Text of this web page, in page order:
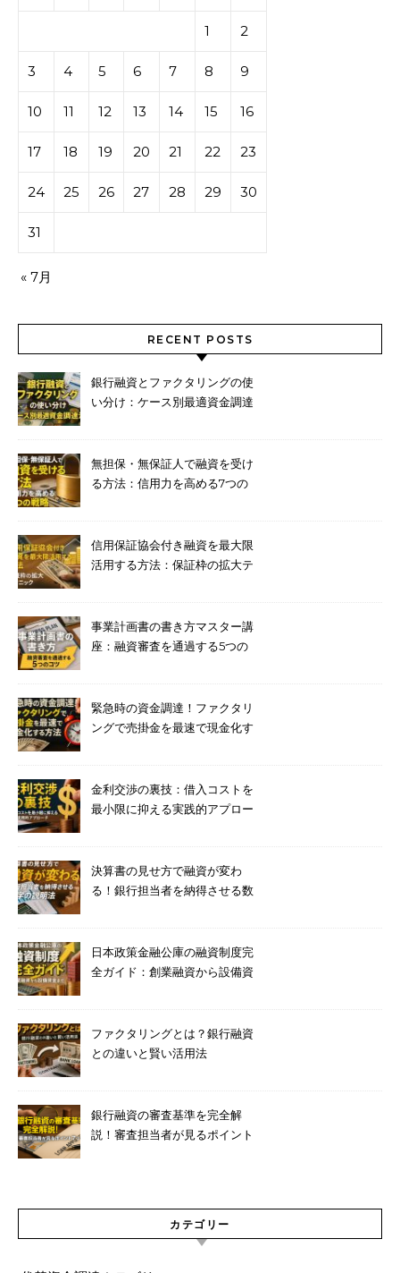
1 2
3 4 5 6 7 8 9
10 11 12 13 14 15 16
17 18 19 20 21 22 23
24 25 26 27 28 29 30
31
« 7月
RECENT POSTS
銀行融資とファクタリングの使
い分け：ケース別最適資金調達
無担保・無保証人で融資を受け
る方法：信用力を高める7つの
信用保証協会付き融資を最大限
活用する方法：保証枠の拡大テ
事業計画書の書き方マスター講
座：融資審査を通過する5つの
緊急時の資金調達！ファクタリ
ングで売掛金を最速で現金化す
金利交渉の裏技：借入コストを
最小限に抑える実践的アプロー
決算書の見せ方で融資が変わ
る！銀行担当者を納得させる数
日本政策金融公庫の融資制度完
全ガイド：創業融資から設備資
ファクタリングとは？銀行融資
との違いと賢い活用法
銀行融資の審査基準を完全解
説！審査担当者が見るポイント
カテゴリー